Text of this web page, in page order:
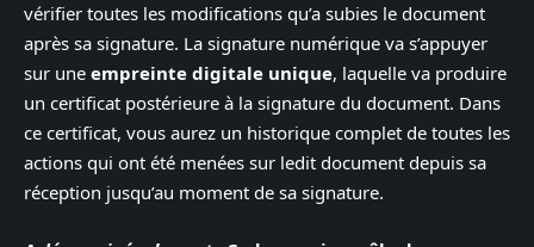
vérifier toutes les modifications qu’a subies le document
après sa signature. La signature numérique va s’appuyer
sur une empreinte digitale unique, laquelle va produire
un certificat postérieure à la signature du document. Dans
ce certificat, vous aurez un historique complet de toutes les
actions qui ont été menées sur ledit document depuis sa
réception jusqu’au moment de sa signature.